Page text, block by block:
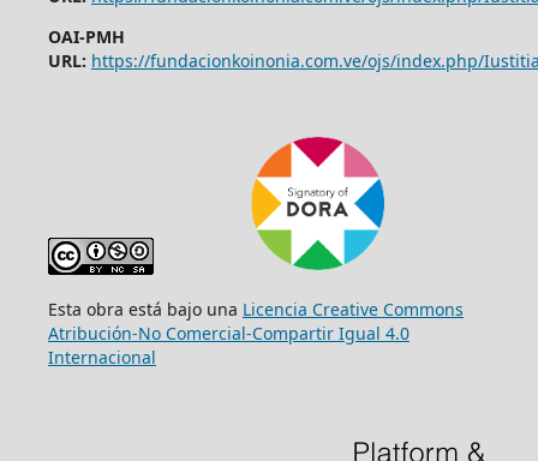
OAI-PMH
URL: https://fundacionkoinonia.com.ve/ojs/index.php/
Esta obra está bajo una Licencia Creative Commons
Atribución-No Comercial-Compartir Igual 4.0
Internacional